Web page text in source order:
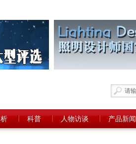
科普 人物访谈 产品新闻